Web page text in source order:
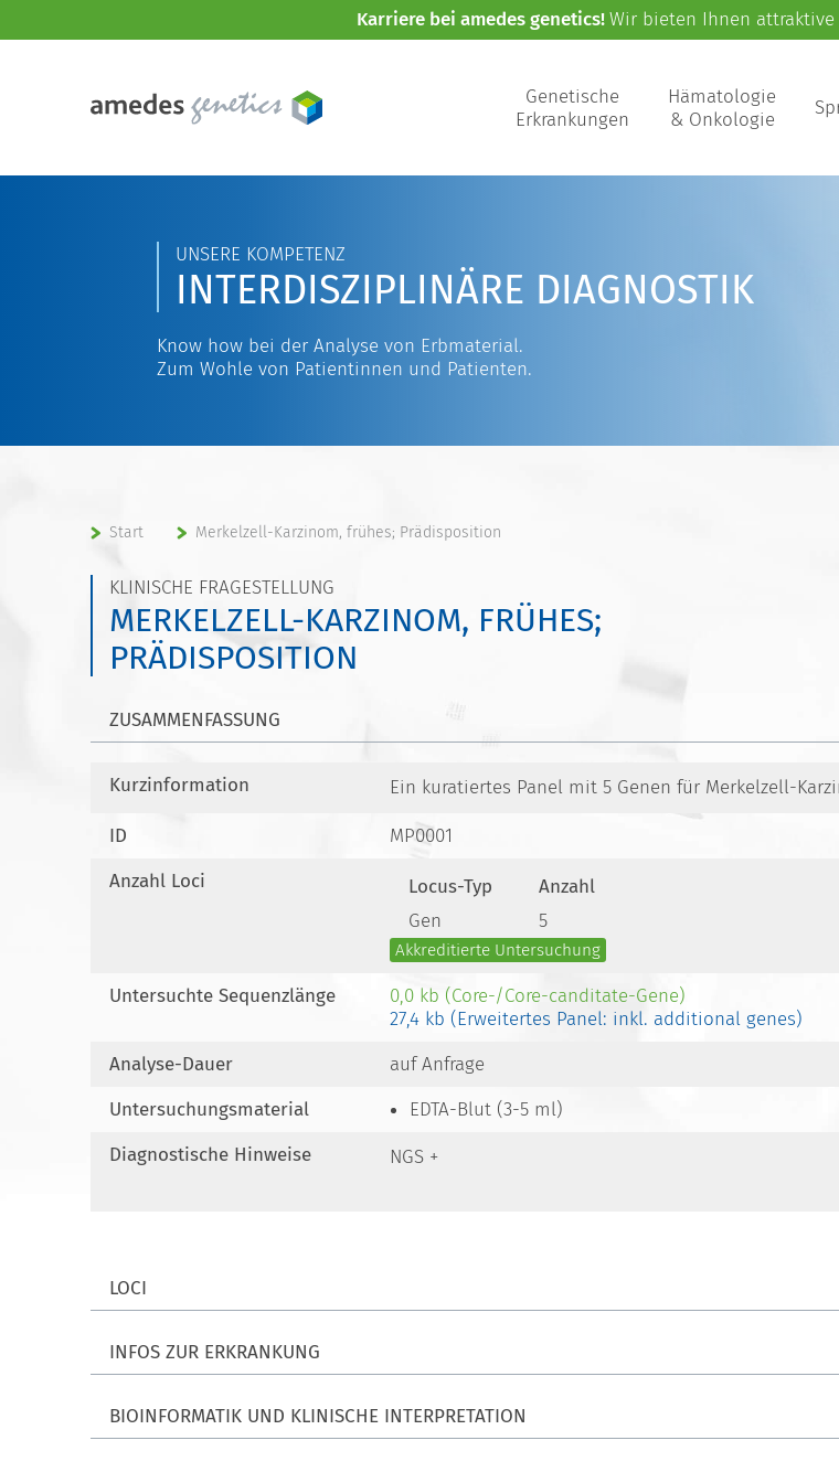
Karriere bei amedes genetics!Wir bieten Ihnen
Genetische
Erkrankungen
Hämatologie
& Onkologie
UNSERE KOMPETENZ
INTERDISZIPLINÄRE DIAGNOSTIK
Know how bei der Analyse von Erbmaterial.
Zum Wohle von Patientinnen und Patienten.
Start Merkelzell-Karzinom, frühes; Prädisposition
KLINISCHE FRAGESTELLUNG
MERKELZELL-KARZINOM, FRÜHES;
PRÄDISPOSITION
ZUSAMMENFASSUNG
Kurzinformation Ein kuratiertes Panel mit 5 Genen für Merkelzell-
ID
MP0001
Anzahl Loci
Locus-Typ
Anzahl
Gen
5
Akkreditierte Untersuchung
Untersuchte Sequenzlänge
0,0 kb (Core-/Core-canditate-Gene)
27,4 kb (Erweitertes Panel: inkl. additional genes)
Analyse-Dauer
auf Anfrage
Untersuchungsmaterial
EDTA-Blut (3-5 ml)
Diagnostische Hinweise
NGS +
LOCI
INFOS ZUR ERKRANKUNG
BIOINFORMATIK UND KLINISCHE INTERPRETATION